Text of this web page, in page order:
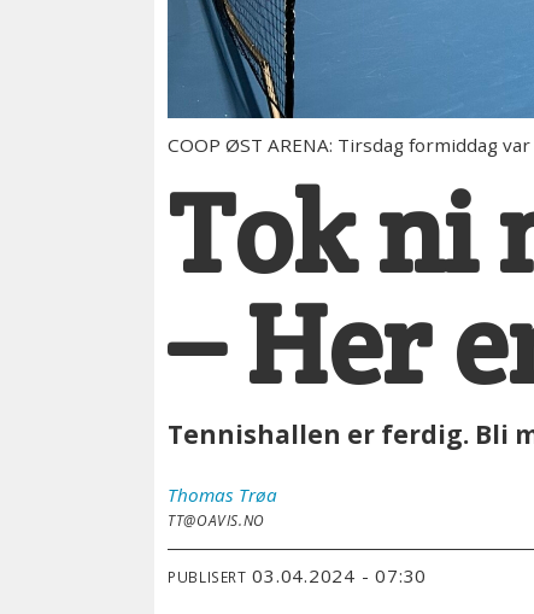
COOP ØST ARENA: Tirsdag formiddag
Tok ni
– Her
Tennishallen er ferdig. Bli
Thomas Trøa
TT@OAVIS.NO
PUBLISERT 03.04.2024 - 07:30